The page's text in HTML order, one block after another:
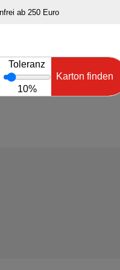
ab 250 Euro
Toleranz
10%
Karton finden